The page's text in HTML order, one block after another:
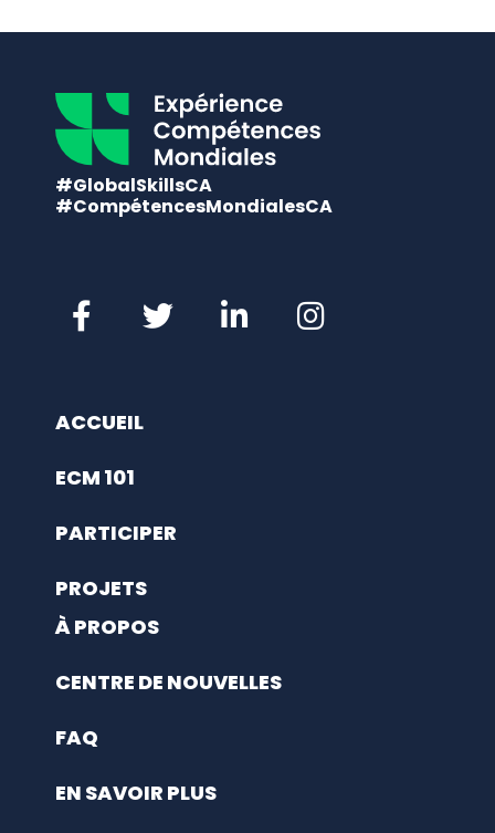
#GlobalSkillsCA
#CompétencesMondialesCA
ACCUEIL
ECM 101
PARTICIPER
PROJETS
À PROPOS
CENTRE DE NOUVELLES
FAQ
EN SAVOIR PLUS